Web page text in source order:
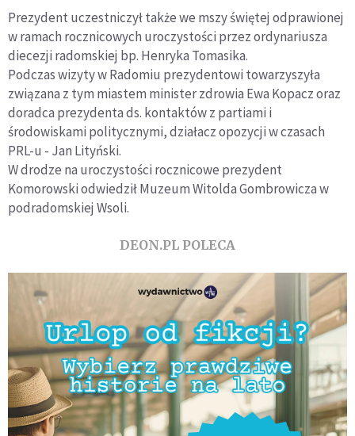
Prezydent uczestniczył także we mszy świętej odprawionej
w ramach rocznicowych uroczystości przez ordynariusza
diecezji radomskiej bp. Henryka Tomasika.
Podczas wizyty w Radomiu prezydentowi towarzyszyła
związana z tym miastem minister zdrowia Ewa Kopacz oraz
doradca prezydenta ds. kontaktów z partiami i
środowiskami politycznymi, działacz opozycji w czasach
PRL-u - Jan Lityński.
W drodze na uroczystości rocznicowe prezydent
Komorowski odwiedził Muzeum Witolda Gombrowicza w
podradomskiej Wsoli.
DEON.PL POLECA